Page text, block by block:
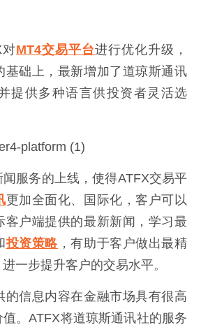
对MT4交易平台进行优化升级，
基础上，最新增加了道琼斯通讯
提供多种语言供投资者灵活选
服务的上线，使得ATFX交易平
更加全面化、国际化，客户可以
客户端提供的最新新闻，学习最
投资策略 ，有助于客户做出最精
一步提升客户的交易水平。
的信息内容在金融市场具有很高
。ATFX将道琼斯通讯社的服务